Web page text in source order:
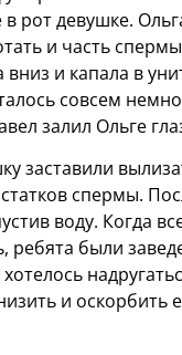
рот девушке.
и часть
вниз и капала в
совсем
залил Ольге
заставили
спермы.
воду. Когда
ребята были
и оскорбить